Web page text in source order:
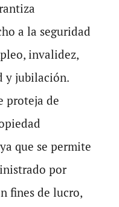
a la seguridad
invalidez,
y jubilación.
proteja de
que se permite
por
fines de lucro,